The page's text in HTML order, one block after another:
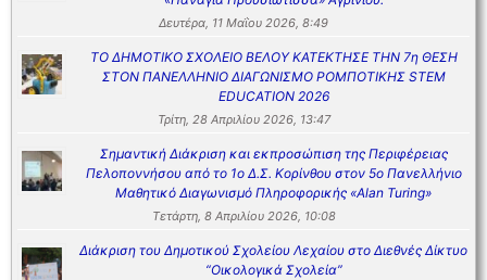
Δευτέρα, 11 Μαΐου 2026, 8:49
ΤΟ ΔΗΜΟΤΙΚΟ ΣΧΟΛΕΙΟ ΒΕΛΟΥ ΚΑΤΕΚΤΗΣΕ ΤΗΝ 7η ΘΕΣΗ
ΣΤΟΝ ΠΑΝΕΛΛΗΝΙΟ ΔΙΑΓΩΝΙΣΜΟ ΡΟΜΠΟΤΙΚΗΣ STEM
EDUCATION 2026
Τρίτη, 28 Απριλίου 2026, 13:47
Σημαντική Διάκριση και εκπροσώπιση της Περιφέρειας
Πελοποννήσου από το 1ο Δ.Σ. Κορίνθου στον 5ο Πανελλήνιο
Μαθητικό Διαγωνισμό Πληροφορικής «Alan Turing»
Τετάρτη, 8 Απριλίου 2026, 10:08
Διάκριση του Δημοτικού Σχολείου Λεχαίου στο Διεθνές Δίκτυο
“Οικολογικά Σχολεία”